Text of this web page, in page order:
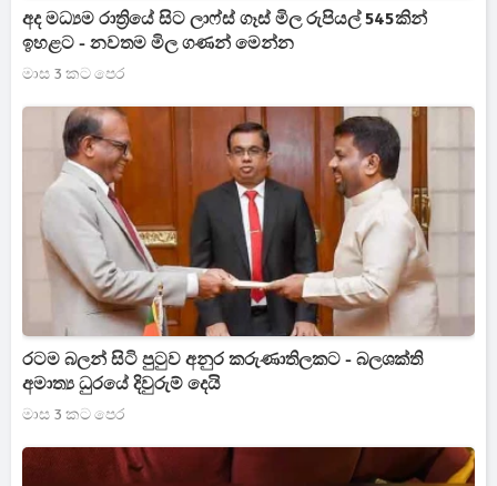
අද මධ්‍යම රාත්‍රියේ සිට ලාෆ්ස් ගෑස් මිල රුපියල් 545කින්
ඉහළට - නවතම මිල ගණන් මෙන්න
මාස 3 කට පෙර
රටම බලන් සිටි පුටුව අනුර කරුණාතිලකට - බලශක්ති
අමාත්‍ය ධුරයේ දිවුරුම් දෙයි
මාස 3 කට පෙර